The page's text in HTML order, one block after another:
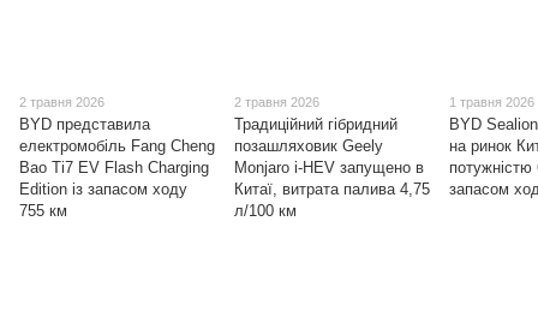
2 травня 2026
BYD представила
електромобіль Fang Cheng
Bao Ti7 EV Flash Charging
Edition із запасом ходу
755 км
2 травня 2026
Традиційний гібридний
позашляховик Geely
Monjaro i-HEV запущено в
Китаї, витрата палива 4,75
л/100 км
1 травня 2026
BYD
на ринок
запасом